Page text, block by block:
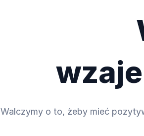
Walczymy o to, żeby mieć